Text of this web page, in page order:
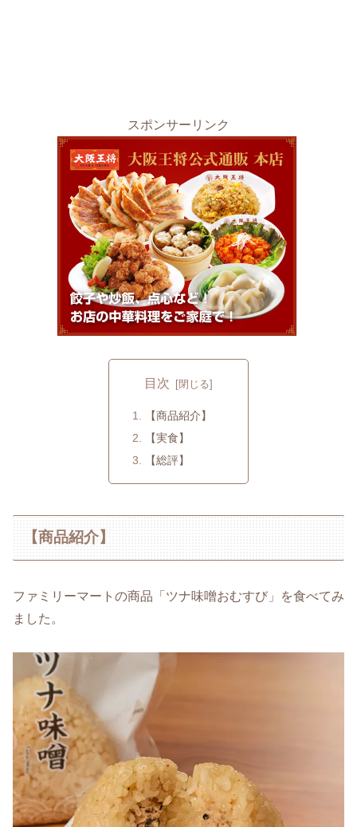
スポンサーリンク
目次
【商品紹介】
【実食】
【総評】
【商品紹介】
ファミリーマートの商品「ツナ味噌おむすび」を食べてみ
ました。